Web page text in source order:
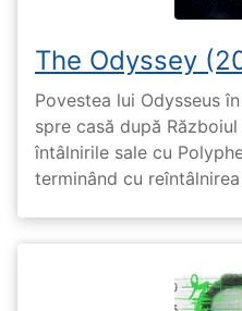
The Odyssey
Povestea lui Odysseus
spre casă după
întâlnirile sale cu
terminând cu